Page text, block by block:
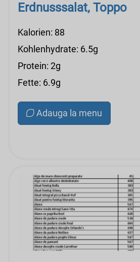
Erdnusssalat, Toppo
Kalorien: 88
Kohlenhydrate: 6.5g
Protein: 2g
Fette: 6.9g
Adauga la menu